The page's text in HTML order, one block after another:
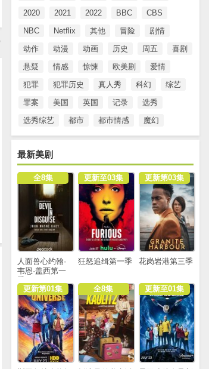
2020
2021 2022 BBC
CBS
NBC
Netflix 其他 冒险
剧情
动作
动漫 动画 历史 周五
喜剧
悬疑
情感 惊悚 欧美剧
爱情
犯罪
犯罪历史 真人秀 科幻
综艺
罪案
美国 英国 记录
选秀
选秀综艺
都市 都市情感 魔幻
最新美剧
全8集
人面兽心约翰·
韦恩·盖西第一
季
更新至03集
狂怒追缉第一季
更新第03集
花岗岩港第三季
更新第01集 全8集 更新至01集